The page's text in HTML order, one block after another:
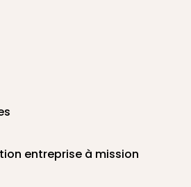
entreprise à mission